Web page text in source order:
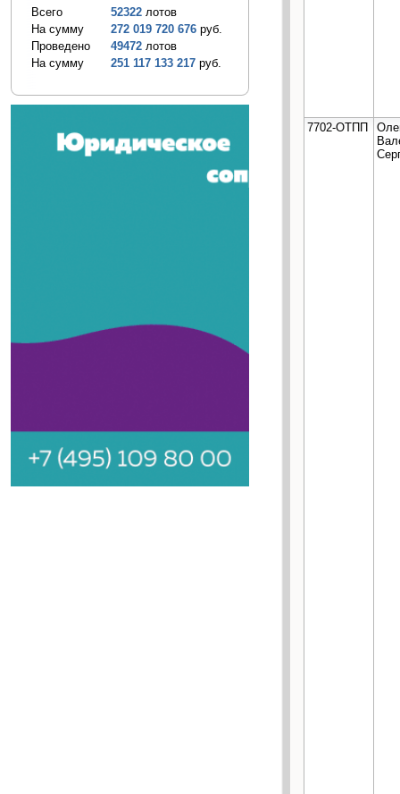
Всего
52322 лотов
На сумму
272 019 720 676 руб.
Проведено
49472 лотов
На сумму
251 117 133 217 руб.
7702-ОТПП